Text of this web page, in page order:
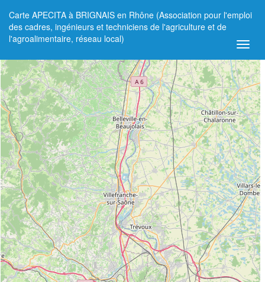
Carte APECITA à BRIGNAIS en Rhône (Association pour l'emploi
des cadres, ingénieurs et techniciens de l'agriculture et de
l'agroalimentaire, réseau local)
+
−